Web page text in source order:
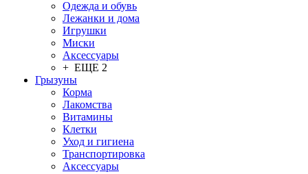
Одежда и обувь
Лежанки и дома
Игрушки
Миски
Аксессуары
+ ЕЩЕ 2
Грызуны
Корма
Лакомства
Витамины
Клетки
Уход и гигиена
Транспортировка
Аксессуары